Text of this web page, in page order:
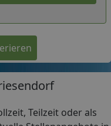
Teilzeit oder als